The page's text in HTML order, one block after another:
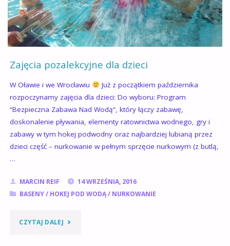
Zajęcia pozalekcyjne dla dzieci
W Oławie i we Wrocławiu
Już z początkiem października
rozpoczynamy zajęcia dla dzieci: Do wyboru: Program
“Bezpieczna Zabawa Nad Wodą“, który łączy zabawę,
doskonalenie pływania, elementy ratownictwa wodnego, gry i
zabawy w tym hokej podwodny oraz najbardziej lubianą przez
dzieci część – nurkowanie w pełnym sprzęcie nurkowym (z butlą,
…
MARCIN REIF
14 WRZEŚNIA, 2016
BASENY/ HOKEJ POD WODĄ/ NURKOWANIE
CZYTAJ DALEJ"ZAJĘCIA